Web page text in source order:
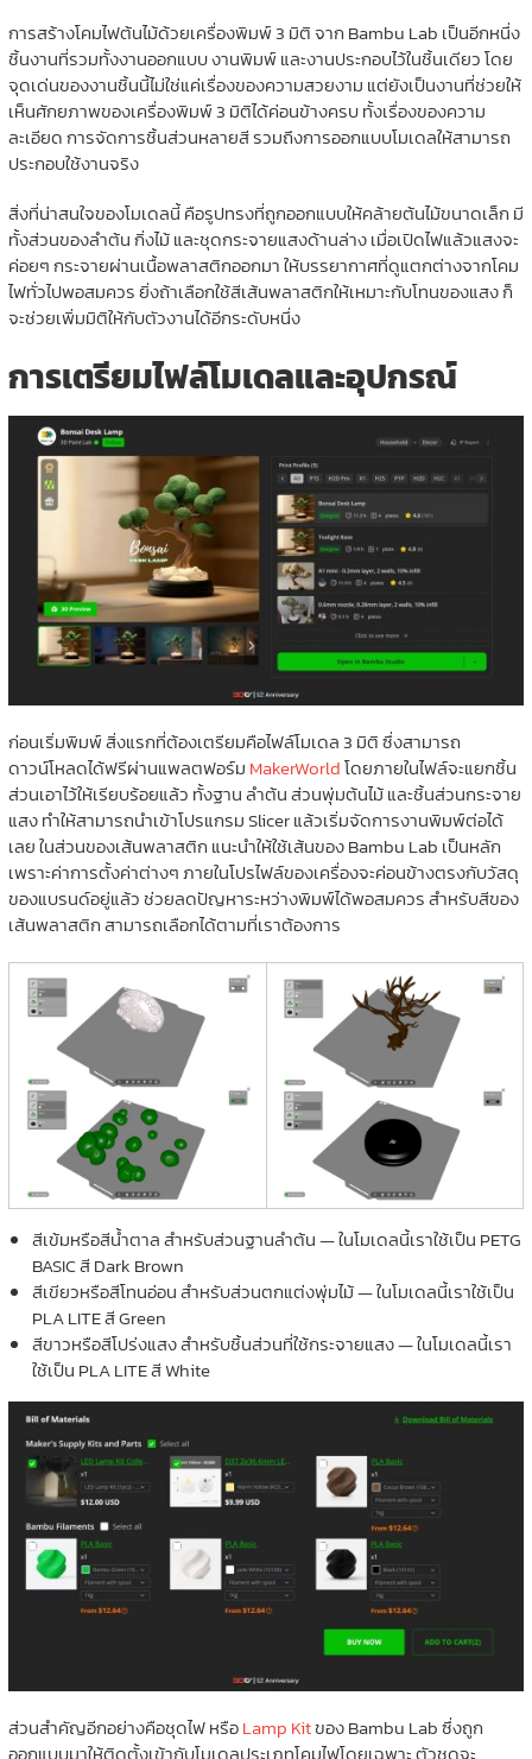
การสร้างโคมไฟต้นไม้ด้วยเครื่องพิมพ์ 3 มิติ จาก Bambu Lab เป็นอีกหนึ่ง
ชิ้นงานที่รวมทั้งงานออกแบบ งานพิมพ์ และงานประกอบไว้ในชิ้นเดียว โดย
จุดเด่นของงานชิ้นนี้ไม่ใช่แค่เรื่องของความสวยงาม แต่ยังเป็นงานที่ช่วยให้
เห็นศักยภาพของเครื่องพิมพ์ 3 มิติได้ค่อนข้างครบ ทั้งเรื่องของความ
ละเอียด การจัดการชิ้นส่วนหลายสี รวมถึงการออกแบบโมเดลให้สามารถ
ประกอบใช้งานจริง
สิ่งที่น่าสนใจของโมเดลนี้ คือรูปทรงที่ถูกออกแบบให้คล้ายต้นไม้ขนาดเล็ก มี
ทั้งส่วนของลำต้น กิ่งไม้ และชุดกระจายแสงด้านล่าง เมื่อเปิดไฟแล้วแสงจะ
ค่อยๆ กระจายผ่านเนื้อพลาสติกออกมา ให้บรรยากาศที่ดูแตกต่างจากโคม
ไฟทั่วไปพอสมควร ยิ่งถ้าเลือกใช้สีเส้นพลาสติกให้เหมาะกับโทนของแสง ก็
จะช่วยเพิ่มมิติให้กับตัวงานได้อีกระดับหนึ่ง
การเตรียมไฟล์โมเดลและอุปกรณ์
ก่อนเริ่มพิมพ์ สิ่งแรกที่ต้องเตรียมคือไฟล์โมเดล 3 มิติ ซึ่งสามารถ
ดาวน์โหลดได้ฟรีผ่านแพลตฟอร์ม MakerWorldโดยภายในไฟล์จะแยกชิ้น
ส่วนเอาไว้ให้เรียบร้อยแล้ว ทั้งฐาน ลำต้น ส่วนพุ่มต้นไม้ และชิ้นส่วนกระจาย
แสง ทำให้สามารถนำเข้าโปรแกรม Slicer แล้วเริ่มจัดการงานพิมพ์ต่อได้
เลย ในส่วนของเส้นพลาสติก แนะนำให้ใช้เส้นของBambu Lab เป็นหลัก
เพราะค่าการตั้งค่าต่างๆ ภายในโปรไฟล์ของเครื่องจะค่อนข้างตรงกับวัสดุ
ของแบรนด์อยู่แล้ว ช่วยลดปัญหาระหว่างพิมพ์ได้พอสมควร สำหรับสีของ
เส้นพลาสติก สามารถเลือกได้ตามที่เราต้องการ
สีเข้มหรือสีน้ำตาล สำหรับส่วนฐานลำต้น — ในโมเดลนี้เราใช้เป็น PETG
BASIC สี Dark Brown
สีเขียวหรือสีโทนอ่อน สำหรับส่วนตกแต่งพุ่มไม้ — ในโมเดลนี้เราใช้เป็น
PLA LITE สี Green
สีขาวหรือสีโปร่งแสง สำหรับชิ้นส่วนที่ใช้กระจายแสง — ในโมเดลนี้เรา
ใช้เป็น PLA LITE สี White
ส่วนสำคัญอีกอย่างคือชุดไฟ หรือLamp KitของBambu Labซึ่งถูก